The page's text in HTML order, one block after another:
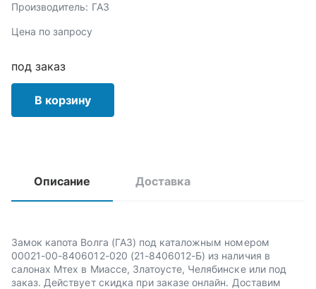
Производитель: ГАЗ
Цена по запросу
под заказ
В корзину
Описание Доставка
Замок капота Волга (ГАЗ) под каталожным номером
00021-00-8406012-020 (21-8406012-Б) из наличия в
салонах Мтех в Миассе, Златоусте, Челябинске или под
заказ. Действует скидка при заказе онлайн. Доставим